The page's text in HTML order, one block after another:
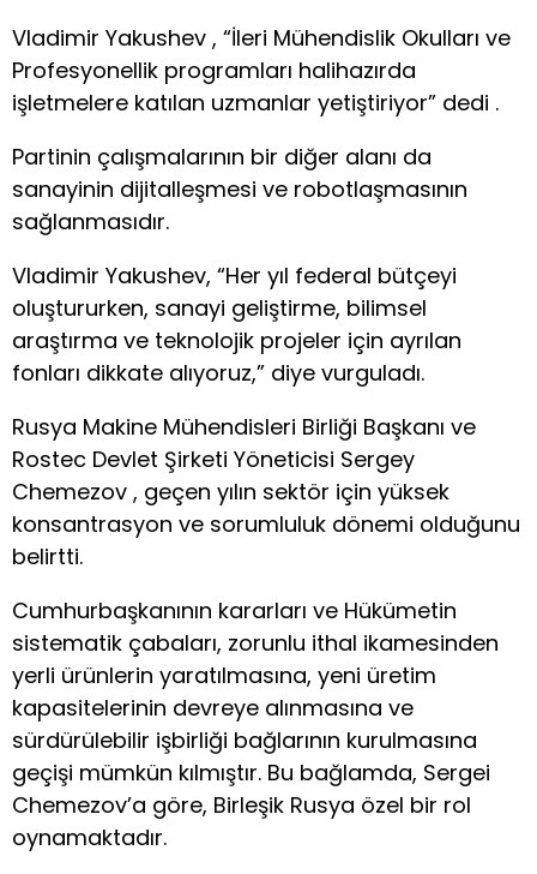
Vladimir Yakushev , “İleri Mühendislik Okulları ve
Profesyonellik programları halihazırda
işletmelere katılan uzmanlar yetiştiriyor” dedi .
Partinin çalışmalarının bir diğer alanı da
sanayinin dijitalleşmesi ve robotlaşmasının
sağlanmasıdır.
Vladimir Yakushev, “Her yıl federal bütçeyi
oluştururken, sanayi geliştirme, bilimsel
araştırma ve teknolojik projeler için ayrılan
fonları dikkate alıyoruz,” diye vurguladı.
Rusya Makine Mühendisleri Birliği Başkanı ve
Rostec Devlet Şirketi Yöneticisi Sergey
Chemezov , geçen yılın sektör için yüksek
konsantrasyon ve sorumluluk dönemi olduğunu
belirtti.
Cumhurbaşkanının kararları ve Hükümetin
sistematik çabaları, zorunlu ithal ikamesinden
yerli ürünlerin yaratılmasına, yeni üretim
kapasitelerinin devreye alınmasına ve
sürdürülebilir işbirliği bağlarının kurulmasına
geçişi mümkün kılmıştır. Bu bağlamda, Sergei
Chemezov’a göre, Birleşik Rusya özel bir rol
oynamaktadır.